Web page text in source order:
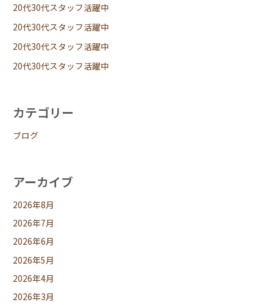
20代30代スタッフ活躍中
20代30代スタッフ活躍中
20代30代スタッフ活躍中
20代30代スタッフ活躍中
カテゴリー
ブログ
アーカイブ
2026年8月
2026年7月
2026年6月
2026年5月
2026年4月
2026年3月